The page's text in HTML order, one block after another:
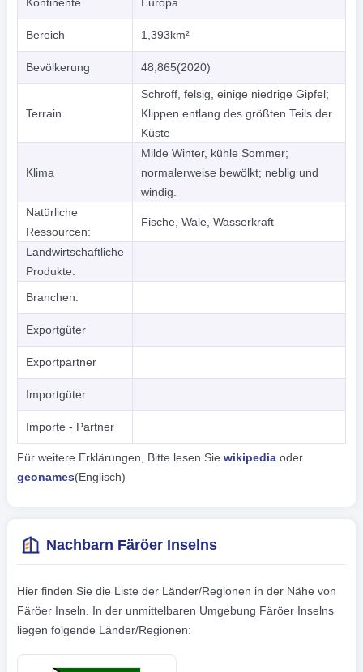
Kontinente Europa
Bereich 1,393km²
Bevölkerung 48,865(2020)
Terrain
Schroff, felsig, einige niedrige Gipfel;
Klippen entlang des größten Teils der
Küste
Klima
Milde Winter, kühle Sommer;
normalerweise bewölkt; neblig und
windig.
Natürliche
Ressourcen:
Fische, Wale, Wasserkraft
Landwirtschaftliche
Produkte:
Branchen:
Exportgüter
Exportpartner
Importgüter
Importe - Partner
Für weitere Erklärungen, Bitte lesen Sie wikipediaoder
geonames(Englisch)
Nachbarn Färöer Inselns
Hier finden Sie die Liste der Länder/Regionen in der Nähe von
Färöer Inseln. In der unmittelbaren Umgebung Färöer Inselns
liegen folgende Länder/Regionen: